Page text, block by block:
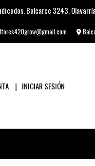
Balcarce 3243, Olavarría
INICIAR SESIÓN